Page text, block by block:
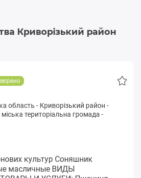
Криворізький район
область - Криворізький район -
територіальна громада -
культур Соняшник
масличные ВИДЫ